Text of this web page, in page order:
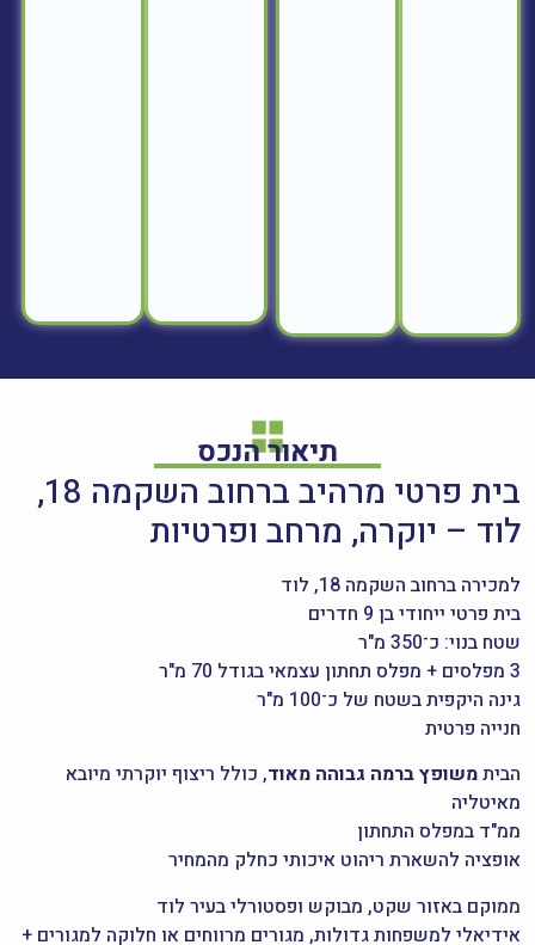
תיאור הנכס
בית פרטי מרהיב ברחוב השקמה 18,
לוד – יוקרה, מרחב ופרטיות
למכירה ברחוב השקמה 18, לוד
בית פרטי ייחודי בן 9 חדרים
שטח בנוי: כ־350 מ"ר
3 מפלסים + מפלס תחתון עצמאי בגודל 70 מ"ר
גינה היקפית בשטח של כ־100 מ"ר
חנייה פרטית
הביתמשופץ ברמה גבוהה מאוד, כולל ריצוף יוקרתי מיובא
מאיטליה
ממ"ד במפלס התחתון
אופציה להשארת ריהוט איכותי כחלק מהמחיר
ממוקם באזור שקט, מבוקש ופסטורלי בעיר לוד
אידיאלי למשפחות גדולות, מגורים מרווחים או חלוקה למגורים +